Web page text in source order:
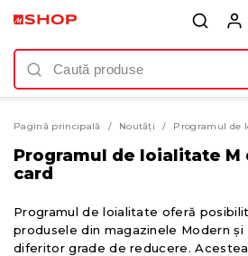
Pagină principală Noutăți Programul de
Programul de loialitate M
card
Programul de loialitate oferă
produsele din magazinele Modern
diferitor grade de reducere.